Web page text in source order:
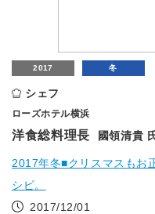
2017 冬
シェフ
ローズホテル横浜
洋食総料理長 國領清貴
2017年冬■クリスマスもお
シピ。
2017/12/01